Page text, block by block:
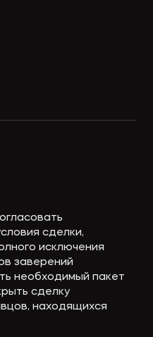
сделки,
исключения
заверений
необходимый пакет
сделку
находящихся